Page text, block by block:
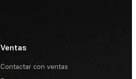
Ventas
Contactar con ventas